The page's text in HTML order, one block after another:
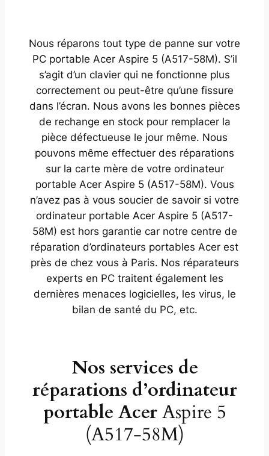
Nous réparons tout type de panne sur votre
PC portable Acer Aspire 5 (A517-58M). S’il
s’agit d’un clavier qui ne fonctionne plus
correctement ou peut-être qu’une fissure
dans l’écran. Nous avons les bonnes pièces
de rechange en stock pour remplacer la
pièce défectueuse le jour même. Nous
pouvons même effectuer des réparations
sur la carte mère de votre ordinateur
portable Acer Aspire 5 (A517-58M). Vous
n’avez pas à vous soucier de savoir si votre
ordinateur portable Acer Aspire 5 (A517-
58M) est hors garantie car notre centre de
réparation d’ordinateurs portables Acer est
près de chez vous à Paris. Nos réparateurs
experts en PC traitent également les
dernières menaces logicielles, les virus, le
bilan de santé du PC, etc.
Nos services de
réparations d’ordinateur
portable AcerAspire 5
(A517-58M)